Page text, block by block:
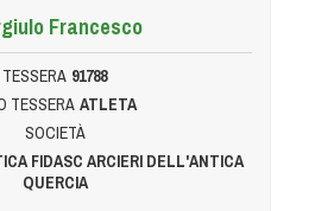
Francesco
TESSERA 91788
TESSERA ATLETA
SOCIETÀ
FIDASC ARCIERI DELL'ANTICA
QUERCIA